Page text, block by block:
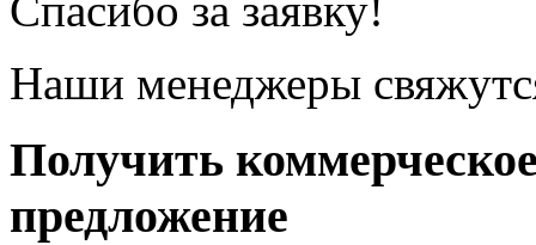
Наши менеджеры
Получить
предложение